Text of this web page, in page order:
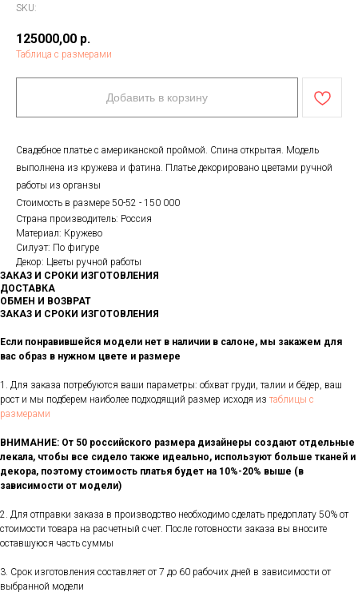
SKU:
125000,00 р.
Таблица с размерами
Добавить в корзину
Свадебное платье с американской проймой. Спина открытая. Модель
выполнена из кружева и фатина. Платье декорировано цветами ручной
работы из органзы
Стоимость в размере 50-52 - 150 000
Страна производитель: Россия
Материал: Кружево
Силуэт: По фигуре
Декор: Цветы ручной работы
ЗАКАЗ И СРОКИ ИЗГОТОВЛЕНИЯ
ДОСТАВКА
ОБМЕН И ВОЗВРАТ
ЗАКАЗ И СРОКИ ИЗГОТОВЛЕНИЯ
Если понравившейся модели нет в наличии в салоне, мы закажем для
вас образ в нужном цвете и размере
1. Для заказа потребуются ваши параметры: обхват груди, талии и бёдер, ваш
рост и мы подберем наиболее подходящий размер исходя из таблицы с
размерами
ВНИМАНИЕ: От 50 российского размера дизайнеры создают отдельные
лекала, чтобы все сидело также идеально, используют больше тканей и
декора, поэтому стоимость платья будет на 10%-20% выше (в
зависимости от модели)
2. Для отправки заказа в производство необходимо сделать предоплату 50% от
стоимости товара на расчетный счет. После готовности заказа вы вносите
оставшуюся часть суммы
3. Срок изготовления составляет от 7 до 60 рабочих дней в зависимости от
выбранной модели